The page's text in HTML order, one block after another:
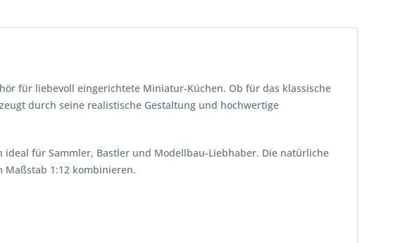
für liebevoll eingerichtete Miniatur-Küchen. Ob für das klassische
durch seine realistische Gestaltung und hochwertige
für Sammler, Bastler und Modellbau-Liebhaber. Die natürliche
1:12 kombinieren.